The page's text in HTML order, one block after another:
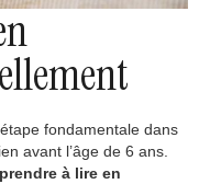
fondamentale dans
avant l’âge de 6 ans.
à lire en